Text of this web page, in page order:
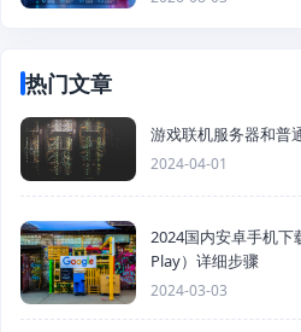
热门文章
游戏联机服务器和普
2024-04-01
2024国内安卓手机
Play）详细步骤
2024-03-03